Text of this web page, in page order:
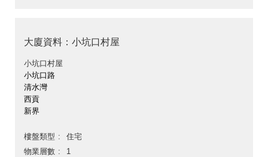
大廈資料：小坑口村屋
小坑口村屋
小坑口路
清水灣
西貢
新界
樓盤類型
住宅
物業層數
1